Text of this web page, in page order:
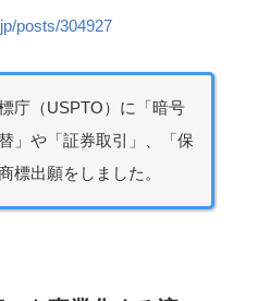
posts/304927
庁（USPTO）に「暗号
」や「証券取引」、「保
標出願をしました。